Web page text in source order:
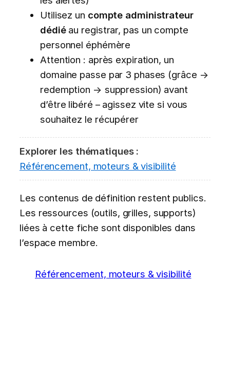
Utilisez un compte administrateur
dédiéau registrar, pas un compte
personnel éphémère
Attention : après expiration, un
domaine passe par 3 phases (grâce →
redemption → suppression) avant
d’être libéré – agissez vite si vous
souhaitez le récupérer
Explorer les thématiques :
Référencement, moteurs & visibilité
Les contenus de définition restent publics.
Les ressources (outils, grilles, supports)
liées à cette fiche sont disponibles dans
l’espace membre.
Référencement, moteurs & visibilité